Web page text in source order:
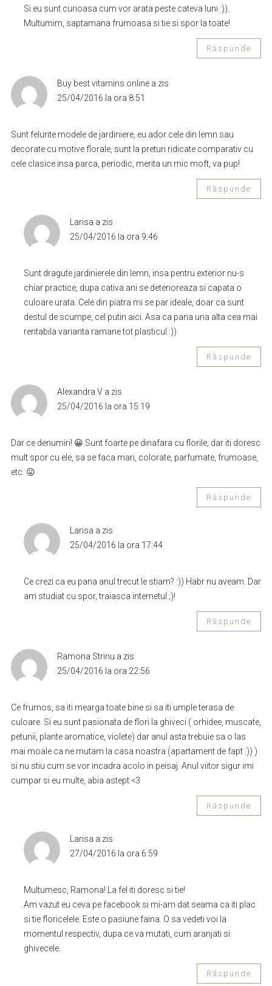
Si eu sunt curioasa cum vor arata peste cateva luni :)).
Multumim, saptamana frumoasa si tie si spor la toate!
Răspunde
Buy best vitamins online a zis
25/04/2016 la ora 8:51
Sunt felurite modele de jardiniere, eu ador cele din lemn sau
decorate cu motive florale, sunt la preturi ridicate comparativ cu
cele clasice insa parca, periodic, merita un mic moft, va pup!
Răspunde
Larisa a zis
25/04/2016 la ora 9:46
Sunt dragute jardinierele din lemn, insa pentru exterior nu-s
chiar practice, dupa cativa ani se deterioreaza si capata o
culoare urata. Cele din piatra mi se par ideale, doar ca sunt
destul de scumpe, cel putin aici. Asa ca pana una alta cea mai
rentabila varianta ramane tot plasticul :))
Răspunde
Alexandra V a zis
25/04/2016 la ora 15:19
Dar ce denumiri! 😀 Sunt foarte pe dinafara cu florile, dar iti doresc
mult spor cu ele, sa se faca mari, colorate, parfumate, frumoase,
etc. 😛
Răspunde
Larisa a zis
25/04/2016 la ora 17:44
Ce crezi ca eu pana anul trecut le stiam? :)) Habr nu aveam. Dar
am studiat cu spor, traiasca internetul ;)!
Răspunde
Ramona Strinu a zis
25/04/2016 la ora 22:56
Ce frumos, sa iti mearga toate bine si sa iti umple terasa de
culoare. Si eu sunt pasionata de flori la ghiveci ( orhidee, muscate,
petunii, plante aromatice, violete) dar anul asta trebuie sa o las
mai moale ca ne mutam la casa noastra (apartament de fapt :)) )
si nu stiu cum se vor incadra acolo in peisaj. Anul viitor sigur imi
cumpar si eu multe, abia astept <3
Răspunde
Larisa a zis
27/04/2016 la ora 6:59
Multumesc, Ramona! La fel iti doresc si tie!
Am vazut eu ceva pe facebook si mi-am dat seama ca iti plac
si tie floricelele. Este o pasiune faina. O sa vedeti voi la
momentul respectiv, dupa ce va mutati, cum aranjati si
ghivecele.
Răspunde